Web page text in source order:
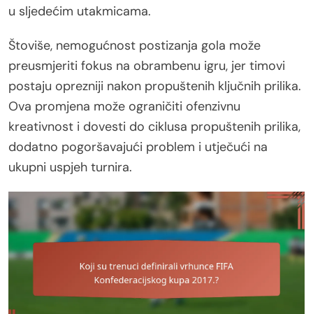
u sljedećim utakmicama.
Štoviše, nemogućnost postizanja gola može
preusmjeriti fokus na obrambenu igru, jer timovi
postaju oprezniji nakon propuštenih ključnih prilika.
Ova promjena može ograničiti ofenzivnu
kreativnost i dovesti do ciklusa propuštenih prilika,
dodatno pogoršavajući problem i utječući na
ukupni uspjeh turnira.